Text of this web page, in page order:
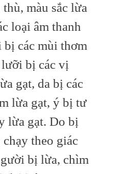
màu sắc lừa
loại âm thanh
bị các mùi thơm
bị các vị
gạt, da bị các
lừa gạt, ý bị tư
lừa gạt. Do bị
chạy theo giác
bị lừa, chìm